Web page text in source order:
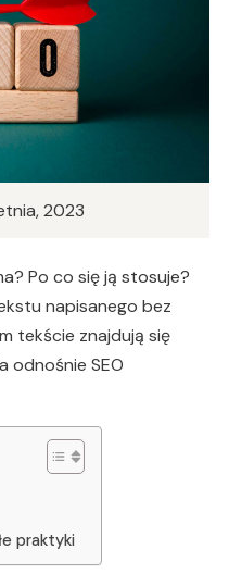
2023
Po co się ją stosuje?
napisanego bez
tekście znajdują się
odnośnie SEO
praktyki